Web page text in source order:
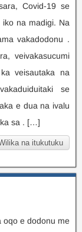
Covid-19 se
na madigi. Na
vakadodonu .
veivakasucumi
veisautaka na
se
e dua na ivalu
ka sa . […]
na itukutuku
oqo e dodonu me